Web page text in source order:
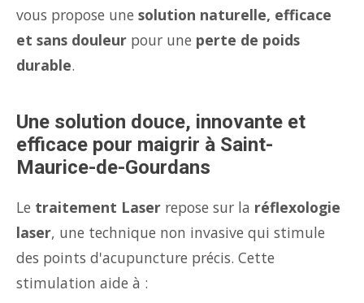
vous propose une solution naturelle, efficace
et sans douleur pour une perte de poids
durable.
Une solution douce, innovante et
efficace pour maigrir à Saint-
Maurice-de-Gourdans
Le traitement Laser repose sur la réflexologie
laser, une technique non invasive qui stimule
des points d'acupuncture précis. Cette
stimulation aide à :